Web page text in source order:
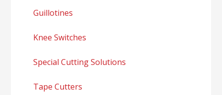
Guillotines
Knee Switches
Special Cutting Solutions
Tape Cutters